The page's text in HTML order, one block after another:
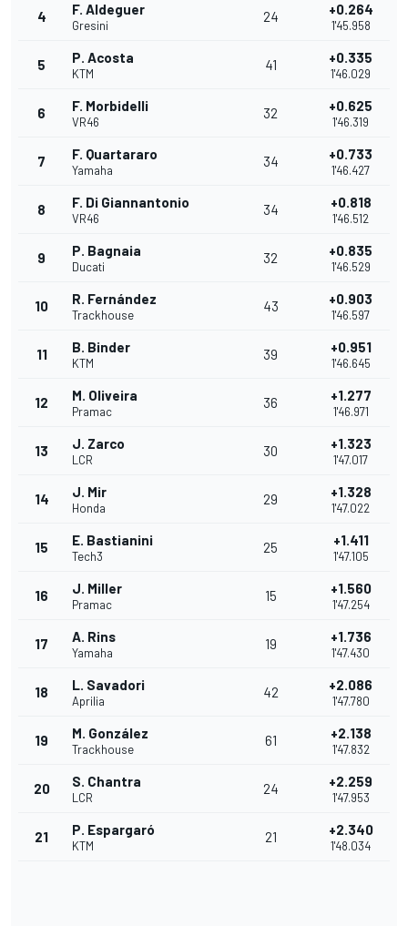
4 F. Aldeguer
Gresini
24 +0.264
1'45.958
5 P. Acosta
KTM
41 +0.335
1'46.029
6 F. Morbidelli
VR46
32 +0.625
1'46.319
7 F. Quartararo
Yamaha
34 +0.733
1'46.427
8 F. Di Giannantonio
VR46
34 +0.818
1'46.512
9 P. Bagnaia
Ducati
32 +0.835
1'46.529
10 R. Fernández
Trackhouse
43 +0.903
1'46.597
11 B. Binder
KTM
39 +0.951
1'46.645
12 M. Oliveira
Pramac
36 +1.277
1'46.971
13 J. Zarco
LCR
30 +1.323
1'47.017
14 J. Mir
Honda
29 +1.328
1'47.022
15 E. Bastianini
Tech3
25 +1.411
1'47.105
16 J. Miller
Pramac
15 +1.560
1'47.254
17 A. Rins
Yamaha
19 +1.736
1'47.430
18 L. Savadori
Aprilia
42 +2.086
1'47.780
19 M. González
Trackhouse
61 +2.138
1'47.832
20 S. Chantra
LCR
24 +2.259
1'47.953
21 P. Espargaró
KTM
21 +2.340
1'48.034